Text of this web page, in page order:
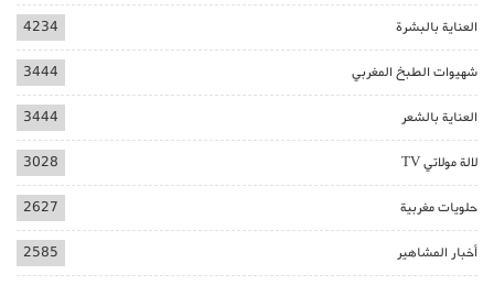
العناية بالبشرة 4234
شهيوات الطبخ المغربي 3444
العناية بالشعر 3444
لالة مولاتي TV 3028
حلويات مغربية 2627
أخبار المشاهير 2585